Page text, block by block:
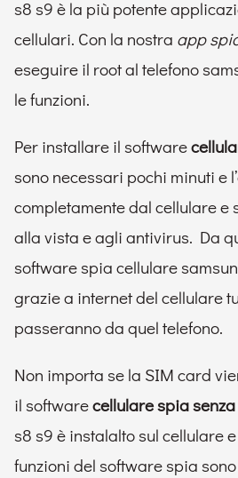
s8 s9 è la più potente
cellulari. Con la nostra app
eseguire il root al telefono
le funzioni.
Per installare il software
sono necessari pochi minuti e
completamente dal cellulare
alla vista e agli antivirus. Da
software spia cellulare
grazie a internet del cellulare
passeranno da quel telefono.
Non importa se la SIM card
il softwarecellulare spia
s8 s9 è instalalto sul cellulare
funzioni del software spia